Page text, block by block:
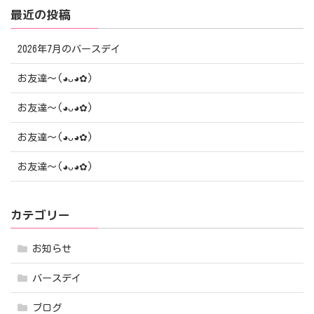
最近の投稿
2026年7月のバースデイ
お友達〜(⁠◕⁠ᴗ⁠◕⁠✿⁠)
お友達〜(⁠◕⁠ᴗ⁠◕⁠✿⁠)
お友達〜(⁠◕⁠ᴗ⁠◕⁠✿⁠)
お友達〜(⁠◕⁠ᴗ⁠◕⁠✿⁠)
カテゴリー
お知らせ
バースデイ
ブログ